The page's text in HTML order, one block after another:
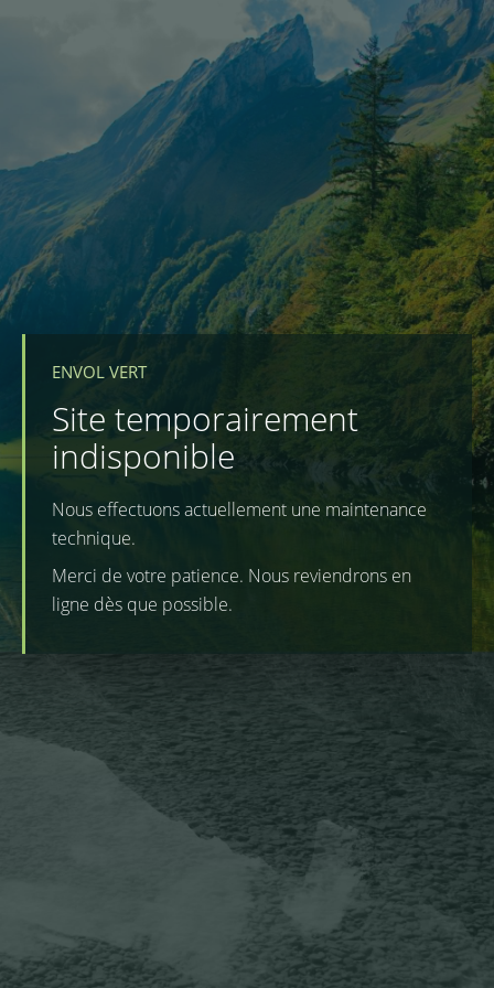
ENVOL VERT
Site temporairement
indisponible
Nous effectuons actuellement une maintenance
technique.
Merci de votre patience. Nous reviendrons en
ligne dès que possible.